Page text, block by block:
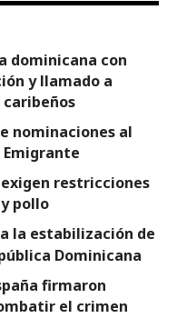
dominicana con
y llamado a
nominaciones al
Emigrante
restricciones
pollo
la estabilización de
Dominicana
firmaron
el crimen